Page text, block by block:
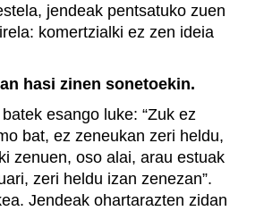
jendeak pentsatuko zuen
komertzialki ez zen ideia
hasi zinen sonetoekin.
esango luke: “Zuk ez
bat, ez zeneukan zeri heldu,
zenuen, oso alai, arau estuak
zeri heldu izan zenezan”.
Jendeak ohartarazten zidan